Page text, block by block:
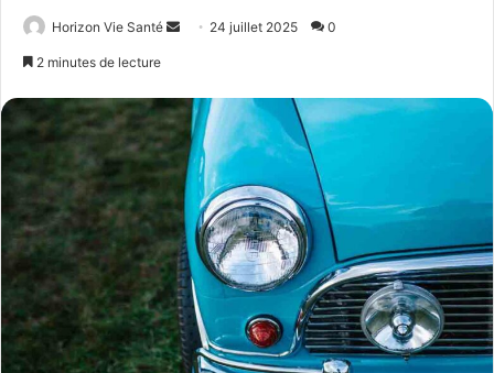
Horizon Vie Santé
Envoyer24 juillet 2025 0
2 minutes de lecture